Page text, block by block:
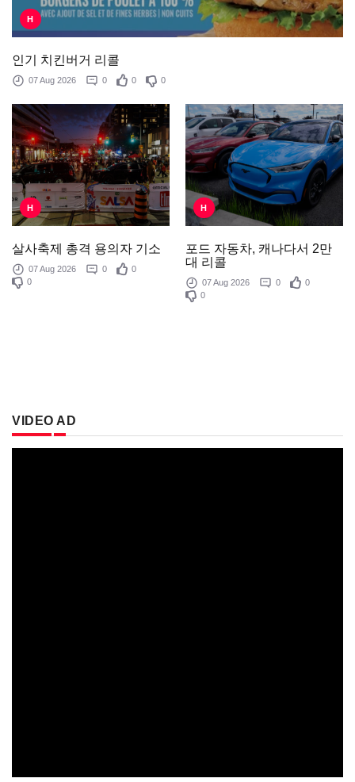
H
인기 치킨버거 리콜
07 Aug 2026 0 0 0
H
살사축제 총격 용의자 기소
07 Aug 2026 0
0
0
H
포드 자동차, 캐나다서 2만
대 리콜
07 Aug 2026 0
0
0
VIDEO AD